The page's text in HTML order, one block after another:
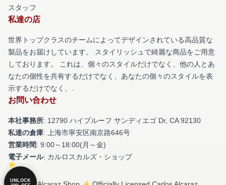
スタッフ
私達の店
世界トップクラスのチームによってデザインされている高品質な
製品をお届けしています。 スタイリッシュで綺麗な商品をご用意
しております。 これは、個々のスタイルだけでなく、他の人とあ
なたの個性を共有するだけでなく、あなたの個々のスタイルを表
示するだけでなく、.
お問い合わせ
本社事務所: 12790 ハイブルーフ サンディエゴ Dr, CA 92130
私達の倉庫: 上海市寧安区南京路646号
営業時間: 9:00～18:00(月～金)
電子メール: カルロスカルズ・ショップ
UNLOCK